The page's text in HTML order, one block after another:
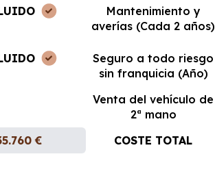
Mantenimiento y
averías (Cada 2 años)
Seguro a todo riesgo
sin franquicia (Año)
Venta del vehículo de
2ª mano
€ COSTE TOTAL